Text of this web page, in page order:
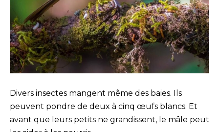
Divers insectes mangent même des baies. Ils
peuvent pondre de deux à cinq œufs blancs. Et
avant que leurs petits ne grandissent, le mâle peut